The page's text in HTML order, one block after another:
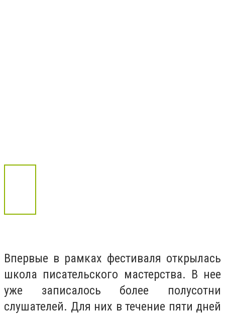
Впервые в рамках фестиваля открылась
школа писательского мастерства. В нее
уже записалось более полусотни
слушателей. Для них в течение пяти дней